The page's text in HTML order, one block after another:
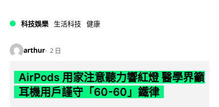
科技娛樂 生活科技 健康
arthur 2 日
AirPods 用家注意聽力響紅燈 醫學界籲
耳機用戶謹守「60-60」鐵律